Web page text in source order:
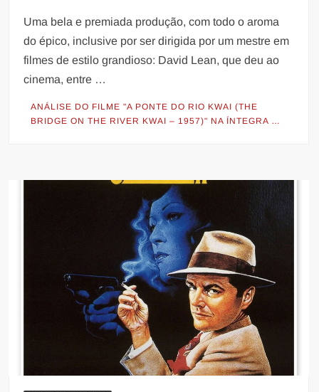
Uma bela e premiada produção, com todo o aroma
do épico, inclusive por ser dirigida por um mestre em
filmes de estilo grandioso: David Lean, que deu ao
cinema, entre …
ANÁLISE DO FILME "A PONTE DO RIO KWAI (THE
BRIDGE ON THE RIVER KWAI – 1957)" NA ÍNTEGRA …